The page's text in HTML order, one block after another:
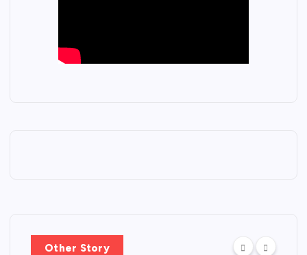
Other Story